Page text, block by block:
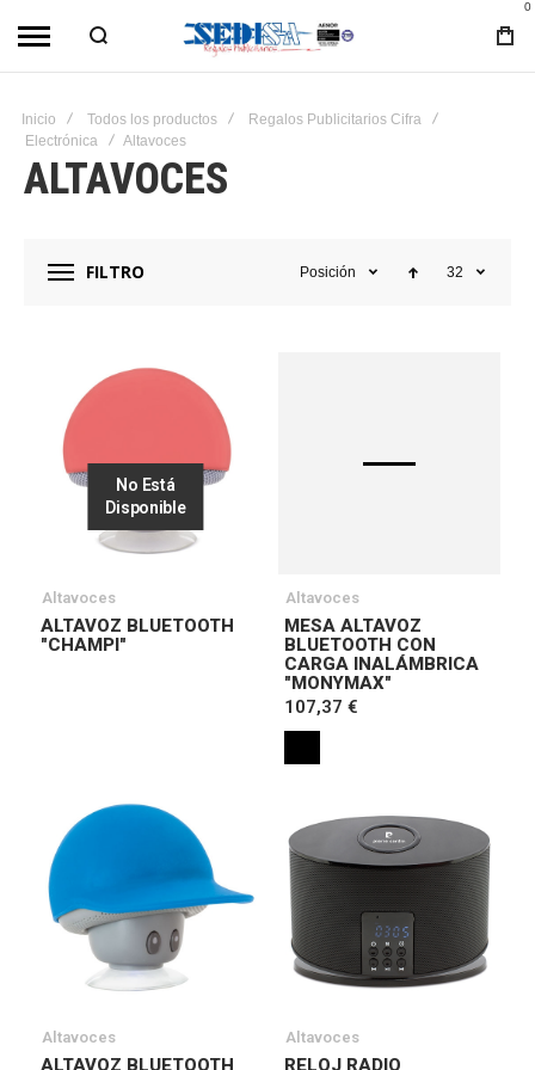
0
Inicio Todos los productos
Regalos Publicitarios Cifra
Electrónica
Altavoces
ALTAVOCES
FILTRO Posición 32
No Está
Disponible
Altavoces
ALTAVOZ BLUETOOTH
"CHAMPI"
Altavoces
MESA ALTAVOZ
BLUETOOTH CON
CARGA INALÁMBRICA
"MONYMAX"
107,37 €
Altavoces
ALTAVOZ BLUETOOTH
Altavoces
RELOJ RADIO